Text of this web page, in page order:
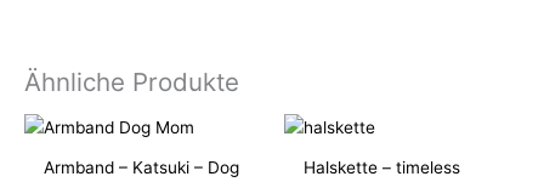
Ähnliche Produkte
Armband – Katsuki – Dog
Halskette – timeless